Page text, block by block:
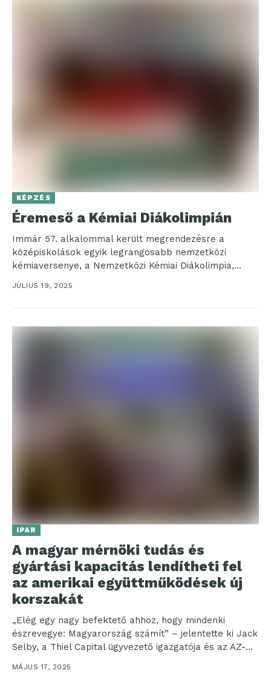
KÉPZÉS
Éremeső a Kémiai Diákolimpián
Immár 57. alkalommal került megrendezésre a
középiskolások egyik legrangosabb nemzetközi
kémiaversenye, a Nemzetközi Kémiai Diákolimpia,
melyet ezúttal Dubaiban szerveztek meg 2025. július 5-
JÚLIUS 19, 2025
IPAR
A magyar mérnöki tudás és
gyártási kapacitás lendítheti fel
az amerikai együttműködések új
korszakát
„Elég egy nagy befektető ahhoz, hogy mindenki
észrevegye: Magyarország számít” – jelentette ki Jack
Selby, a Thiel Capital ügyvezető igazgatója és az AZ-
VC...
MÁJUS 17, 2025